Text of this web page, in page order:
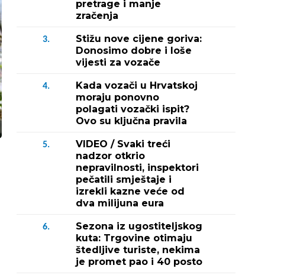
pretrage i manje
zračenja
3.
Stižu nove cijene goriva:
Donosimo dobre i loše
vijesti za vozače
4.
Kada vozači u Hrvatskoj
moraju ponovno
polagati vozački ispit?
Ovo su ključna pravila
5.
VIDEO / Svaki treći
nadzor otkrio
nepravilnosti, inspektori
pečatili smještaje i
izrekli kazne veće od
dva milijuna eura
6.
Sezona iz ugostiteljskog
kuta: Trgovine otimaju
štedljive turiste, nekima
je promet pao i 40 posto